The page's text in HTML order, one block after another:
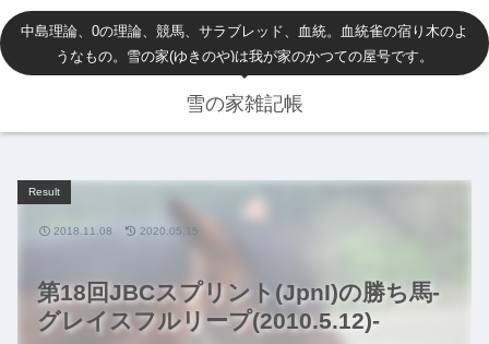
中島理論、0の理論、競馬、サラブレッド、血統。血統雀の宿り木のよ
うなもの。雪の家(ゆきのや)は我が家のかつての屋号です。
雪の家雑記帳
第18回JBCスプリント(JpnI)の勝ち馬-
グレイスフルリープ(2010.5.12)-
Result
2018.11.08 2020.05.15